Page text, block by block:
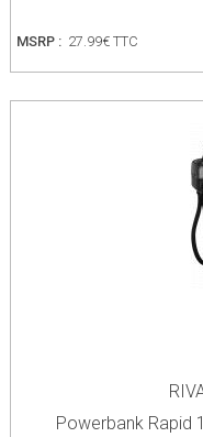
MSRP : 27.99€ TTC
Powerbank Rapid